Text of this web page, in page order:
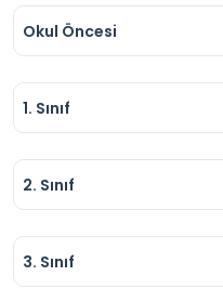
Okul Öncesi
1. Sınıf
2. Sınıf
3. Sınıf